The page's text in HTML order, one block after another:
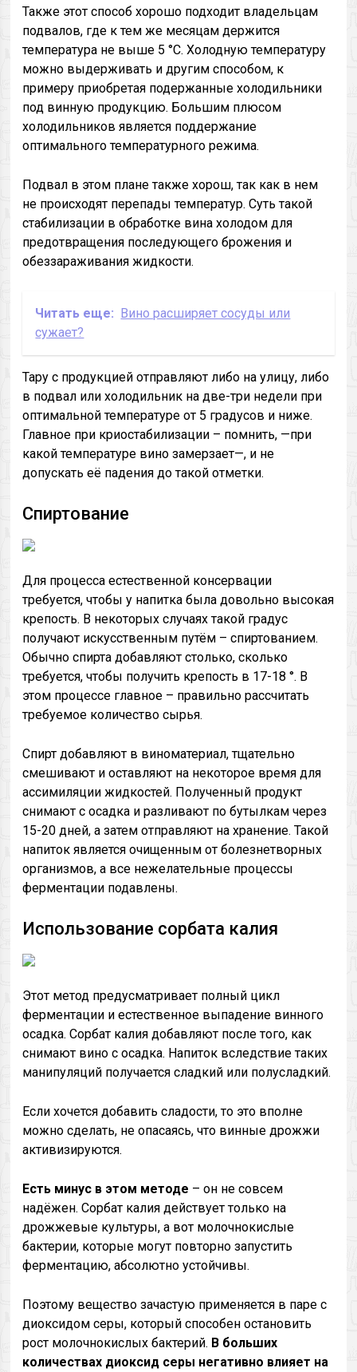
Также этот способ хорошо подходит владельцам
подвалов, где к тем же месяцам держится
температура не выше 5 °С. Холодную температуру
можно выдерживать и другим способом, к
примеру приобретая подержанные холодильники
под винную продукцию. Большим плюсом
холодильников является поддержание
оптимального температурного режима.
Подвал в этом плане также хорош, так как в нем
не происходят перепады температур. Суть такой
стабилизации в обработке вина холодом для
предотвращения последующего брожения и
обеззараживания жидкости.
Читать еще: Вино расширяет сосуды или
сужает?
Тару с продукцией отправляют либо на улицу, либо
в подвал или холодильник на две-три недели при
оптимальной температуре от 5 градусов и ниже.
Главное при криостабилизации – помнить, —при
какой температуре вино замерзает—, и не
допускать её падения до такой отметки.
Спиртование
Для процесса естественной консервации
требуется, чтобы у напитка была довольно высокая
крепость. В некоторых случаях такой градус
получают искусственным путём – спиртованием.
Обычно спирта добавляют столько, сколько
требуется, чтобы получить крепость в 17-18 °. В
этом процессе главное – правильно рассчитать
требуемое количество сырья.
Спирт добавляют в виноматериал, тщательно
смешивают и оставляют на некоторое время для
ассимиляции жидкостей. Полученный продукт
снимают с осадка и разливают по бутылкам через
15-20 дней, а затем отправляют на хранение. Такой
напиток является очищенным от болезнетворных
организмов, а все нежелательные процессы
ферментации подавлены.
Использование сорбата калия
Этот метод предусматривает полный цикл
ферментации и естественное выпадение винного
осадка. Сорбат калия добавляют после того, как
снимают вино с осадка. Напиток вследствие таких
манипуляций получается сладкий или полусладкий.
Если хочется добавить сладости, то это вполне
можно сделать, не опасаясь, что винные дрожжи
активизируются.
Есть минус в этом методе – он не совсем
надёжен. Сорбат калия действует только на
дрожжевые культуры, а вот молочнокислые
бактерии, которые могут повторно запустить
ферментацию, абсолютно устойчивы.
Поэтому вещество зачастую применяется в паре с
диоксидом серы, который способен остановить
рост молочнокислых бактерий. В больших
количествах диоксид серы негативно влияет на